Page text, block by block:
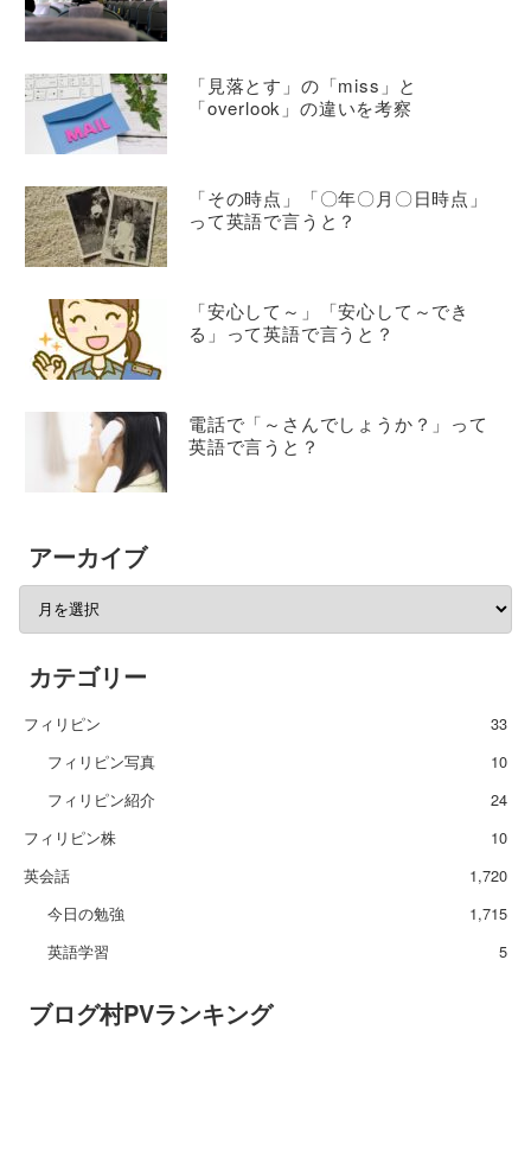
「見落とす」の「miss」と
「overlook」の違いを考察
「その時点」「〇年〇月〇日時点」
って英語で言うと？
「安心して～」「安心して～でき
る」って英語で言うと？
電話で「～さんでしょうか？」って
英語で言うと？
アーカイブ
カテゴリー
フィリピン
33
フィリピン写真
10
フィリピン紹介
24
フィリピン株
10
英会話
1,720
今日の勉強
1,715
英語学習
5
ブログ村PVランキング